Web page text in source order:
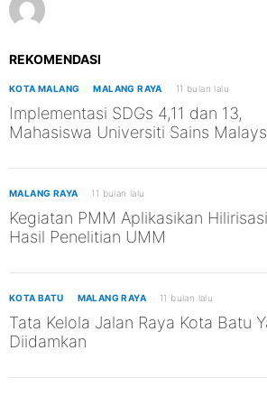
REKOMENDASI
KOTA MALANG MALANG RAYA 11 bulan lalu
Implementasi SDGs 4,11 dan 13,
Mahasiswa Universiti Sains
MALANG RAYA 11 bulan lalu
Kegiatan PMM Aplikasikan Hilirisasi
Hasil Penelitian UMM
KOTA BATU MALANG RAYA 11 bulan lalu
Tata Kelola Jalan Raya Kota Batu
Diidamkan